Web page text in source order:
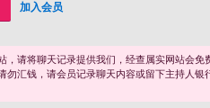
加入会员
请将聊天记录提供我们，经查属实网站会免
勿汇钱，请会员记录聊天内容或留下主持人